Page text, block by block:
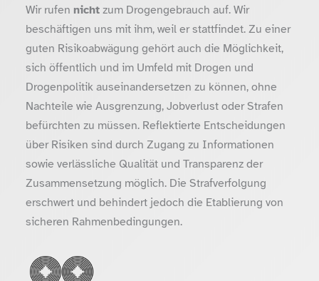
Wir rufen nichtzum Drogengebrauch auf. Wir
beschäftigen uns mit ihm, weil er stattfindet. Zu einer
guten Risikoabwägung gehört auch die Möglichkeit,
sich öffentlich und im Umfeld mit Drogen und
Drogenpolitik auseinandersetzen zu können, ohne
Nachteile wie Ausgrenzung, Jobverlust oder Strafen
befürchten zu müssen. Reflektierte Entscheidungen
über Risiken sind durch Zugang zu Informationen
sowie verlässliche Qualität und Transparenz der
Zusammensetzung möglich. Die Strafverfolgung
erschwert und behindert jedoch die Etablierung von
sicheren Rahmenbedingungen.